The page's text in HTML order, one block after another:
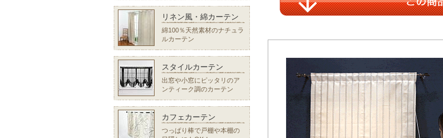
リネン風・綿カーテン
綿100％天然素材のナチュラ
ルカーテン
スタイルカーテン
出窓や小窓にピッタリのア
ンティーク調のカーテン
カフェカーテン
つっぱり棒で戸棚や本棚の